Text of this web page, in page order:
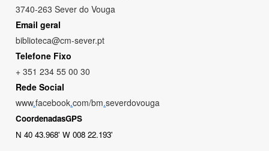
3740-263 Sever do Vouga
Email geral
biblioteca@cm-sever.pt
Telefone Fixo
+ 351 234 55 00 30
Rede Social
www.facebook.com/bm.severdovouga
CoordenadasGPS
N 40 43.968' W 008 22.193'